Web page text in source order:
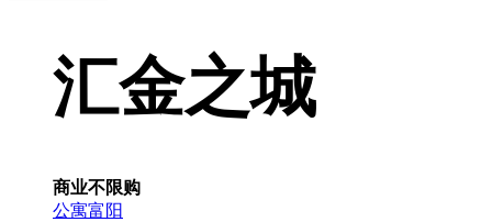
汇金之城
商业不限购
公寓富阳